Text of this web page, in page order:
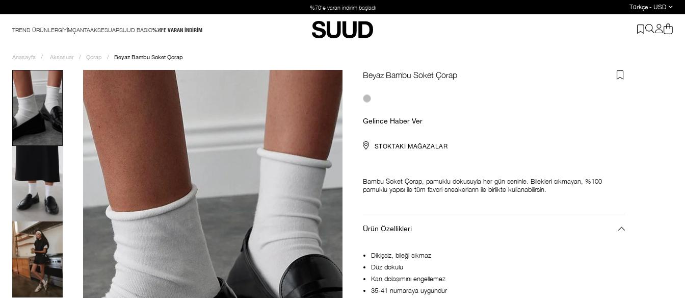
Türkçe - USD
TREND ÜRÜNLERGİYİMÇANTAAKSESUARSUUD BASIC%70'E VARAN İNDİRİM
Anasayfa Aksesuar Çorap Beyaz Bambu Soket Çorap
Beyaz Bambu Soket Çorap
Gelince Haber Ver
STOKTAKI MAĞAZALAR
Bambu Soket Çorap, pamuklu dokusuyla her gün seninle. Bilekleri sıkmayan, %100
pamuklu yapısı ile tüm favori sneakerların ile birlikte kullanabilirsin.
Ürün Özellikleri
Dikişsiz, bileği sıkmaz
Düz dokulu
Kan dolaşımını engellemez
35-41 numaraya uygundur